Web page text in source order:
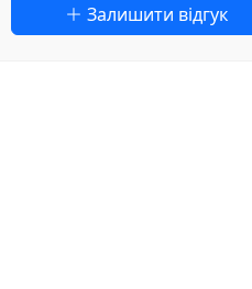
Залишити відгук